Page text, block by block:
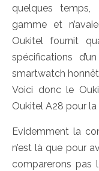
quelques
gamme et
Oukitel fournit
spécifications
smartwatch
Voici donc le
Oukitel A28 pour
Evidemment la
n’est là que pour
comparerons pas